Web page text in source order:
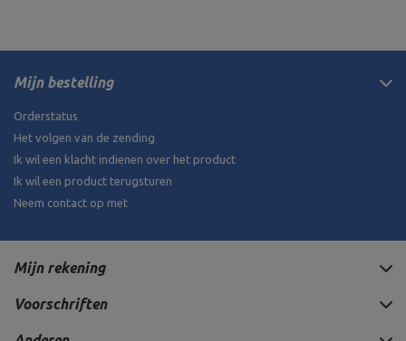
Mijn bestelling
Orderstatus
Het volgen van de zending
Ik wil een klacht indienen over het product
Ik wil een product terugsturen
Neem contact op met
Mijn rekening
Voorschriften